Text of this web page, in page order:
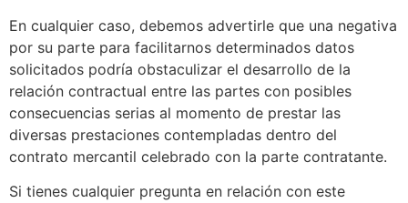
En cualquier caso, debemos advertirle que una negativa
por su parte para facilitarnos determinados datos
solicitados podría obstaculizar el desarrollo de la
relación contractual entre las partes con posibles
consecuencias serias al momento de prestar las
diversas prestaciones contempladas dentro del
contrato mercantil celebrado con la parte contratante.
Si tienes cualquier pregunta en relación con este